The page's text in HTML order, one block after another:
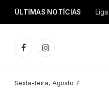
ÚLTIMAS NOTÍCIAS
FacebookInstagram
Sexta-feira, Agosto 7